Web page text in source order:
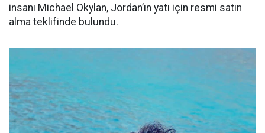
insanı Michael Okylan, Jordan’ın yatı için resmi satın
alma teklifinde bulundu.